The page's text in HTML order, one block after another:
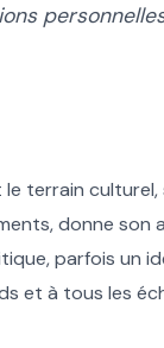
terrain
donne son
parfois un
à tous les